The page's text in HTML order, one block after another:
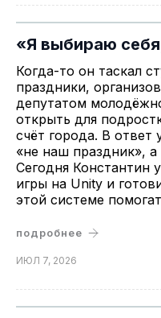
«Я выбираю
Когда-то он таскал
праздники,
депутатом
открыть для
счёт города. В
«не наш праздник», а
Сегодня Константин
игры на Unity и
этой системе
подробнее
ИЮЛ 7, 2026